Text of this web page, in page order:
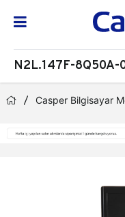
N2L.147F-8Q50A-
Casper Bilgisayar